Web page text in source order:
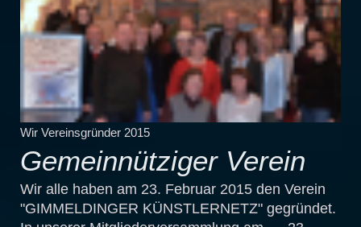
Wir Vereinsgründer 2015
Gemeinnütziger Verein
Wir alle haben am 23. Februar 2015 den Verein
"GIMMELDINGER KÜNSTLERNETZ" gegründet.